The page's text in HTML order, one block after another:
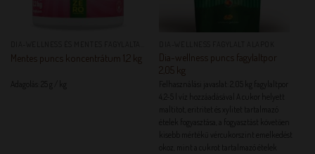
Mentes puncs koncentrátum 1,2 kg
Dia-wellness puncs fagylaltpor
2,05 kg
Felhasználási javaslat: 2,05 kg fagylaltpor
4,2-5 l víz hozzáadásával A cukor helyett
maltitot, eritritet és xylitet tartalmazó
ételek fogyasztása, a fogyasztást követően
kisebb mértékű vércukorszint emelkedést
okoz, mint a cukrot tartalmazó ételek